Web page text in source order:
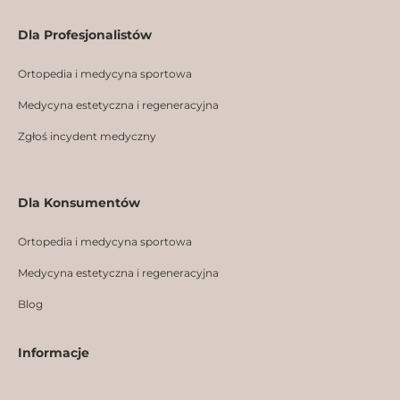
Dla Profesjonalistów
Ortopedia i medycyna sportowa
Medycyna estetyczna i regeneracyjna
Zgłoś incydent medyczny
Dla Konsumentów
Ortopedia i medycyna sportowa
Medycyna estetyczna i regeneracyjna
Blog
Informacje